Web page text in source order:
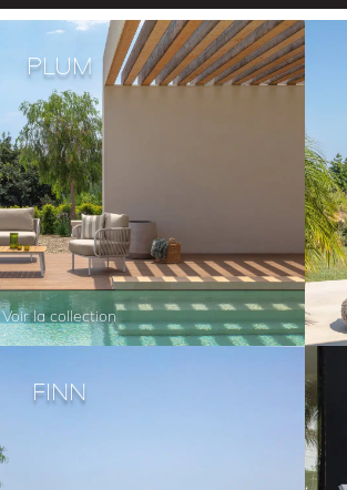
PLUM
Voir la collection
FINN